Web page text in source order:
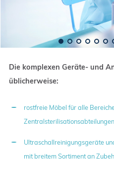
Die komplexen Geräte- und
üblicherweise:
rostfreie Möbel für alle
Zentralsterilisationsabteilungen
Ultraschallreinigungsgeräte
mit breitem Sortiment an